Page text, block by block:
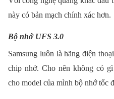
này có bản mạch chính xác hơn.
Bộ nhớ UFS 3.0
Samsung luôn là hãng điện
chip nhớ. Cho nên không có
cho model của mình bộ nhớ tốc